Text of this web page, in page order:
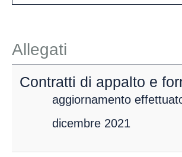
Trasparente
Organizzazione
Consulenti e
collaboratori
Personale
Performance
Enti controllati
Allegati
Contratti di appalto e
aggiornamento
dicembre 2021